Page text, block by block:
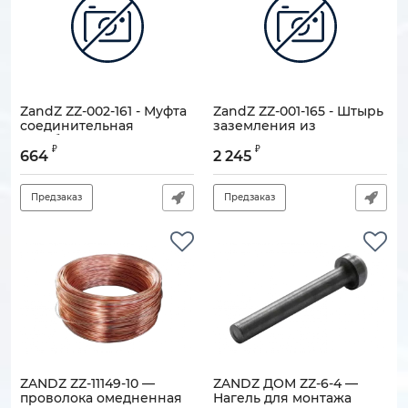
ZandZ ZZ-002-161 - Муфта
соединительная
резьбовая из
нержавеющей стали (5/8
Артикул: 120905-00317
664 ₽
Предзаказ
ZandZ ZZ-001-165 - Штырь
заземления из
резьбовой (D16, 1,5 м, 5/8
Артикул: 120905-00280
2 245 ₽
Предзаказ
ZANDZ ZZ-11149-10 —
проволока омедненная
ZANDZ ДОМ ZZ-6-4 —
Нагель для монтажа